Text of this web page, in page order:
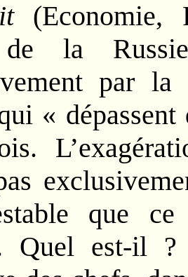
(Economie,
la
par la
«
que
Quel est-il